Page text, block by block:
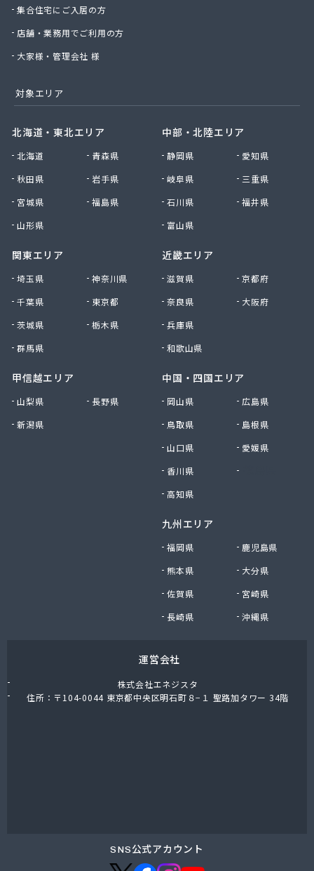
西部燃料ガス株式会社
石井商店
石崎平八郎商店
赤羽根プロパンガス
赤羽燃料店
川津商店
川俣商販株式会社
早見商店
足利ガス事業組合配送センター
足利団地ガス株式会社
大塚プロパン
大田原エルピーガス保安センター協同組合
谷中田プロパン店
中央セントラルガス株式会社 宇都宮営業所
中央セントラルガス株式会社 那須営業所
町田屋商店出光興産大沢給油所
津吹商店
津田商店
田邊工業株式会社 佐野工場
田邊工業株式会社 足利営業所
東京ガスエネルギー株式会社 宇都宮サービスセン
東上ガス株式会社 真岡営業所
東上ガス株式会社 那須営業所
栃木液化ガス株式会社
栃木県プロパンガス商業協同組合
栃木石油株式会社 本社
日東瓦斯株式会社 南河内営業所
集合住宅にご入居の方
店舗・業務用でご利用の方
大家様・管理会社 様
対象エリア
北海道・東北エリア
北海道
青森県
秋田県
岩手県
宮城県
福島県
山形県
関東エリア
埼玉県
神奈川県
千葉県
東京都
茨城県
栃木県
群馬県
甲信越エリア
山梨県
長野県
新潟県
中部・北陸エリア
静岡県
愛知県
岐阜県
三重県
石川県
福井県
富山県
近畿エリア
滋賀県
京都府
奈良県
大阪府
兵庫県
和歌山県
中国・四国エリア
岡山県
広島県
鳥取県
島根県
山口県
愛媛県
香川県
高知県
九州エリア
福岡県
鹿児島県
熊本県
大分県
佐賀県
宮崎県
長崎県
沖縄県
運営会社
株式会社エネジスタ
住所：〒104-0044 東京都中央区明石町８−１ 聖路加タワー 34階
SNS公式アカウント